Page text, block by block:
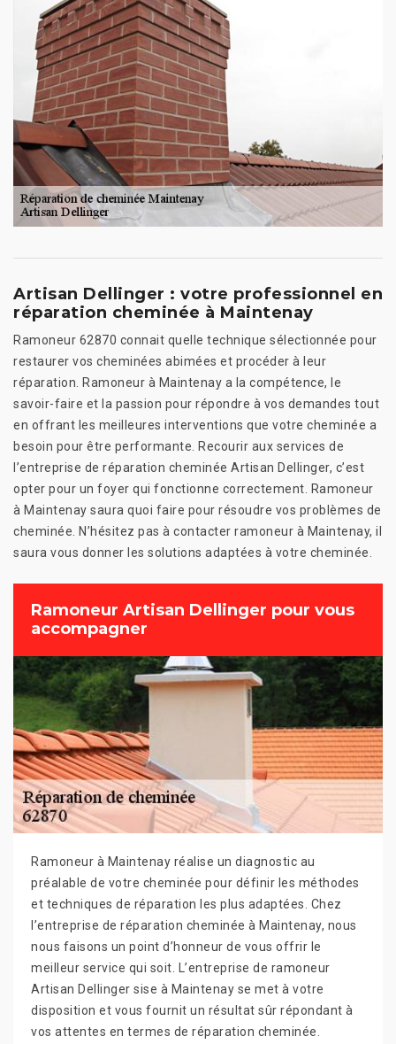
Artisan Dellinger : votre professionnel en
réparation cheminée à Maintenay
Ramoneur 62870 connait quelle technique sélectionnée pour
restaurer vos cheminées abimées et procéder à leur
réparation. Ramoneur à Maintenay a la compétence, le
savoir-faire et la passion pour répondre à vos demandes tout
en offrant les meilleures interventions que votre cheminée a
besoin pour être performante. Recourir aux services de
l’entreprise de réparation cheminée Artisan Dellinger, c’est
opter pour un foyer qui fonctionne correctement. Ramoneur
à Maintenay saura quoi faire pour résoudre vos problèmes de
cheminée. N’hésitez pas à contacter ramoneur à Maintenay, il
saura vous donner les solutions adaptées à votre cheminée.
Ramoneur Artisan Dellinger pour vous
accompagner
Ramoneur à Maintenay réalise un diagnostic au
préalable de votre cheminée pour définir les méthodes
et techniques de réparation les plus adaptées. Chez
l’entreprise de réparation cheminée à Maintenay, nous
nous faisons un point d’honneur de vous offrir le
meilleur service qui soit. L’entreprise de ramoneur
Artisan Dellinger sise à Maintenay se met à votre
disposition et vous fournit un résultat sûr répondant à
vos attentes en termes de réparation cheminée.